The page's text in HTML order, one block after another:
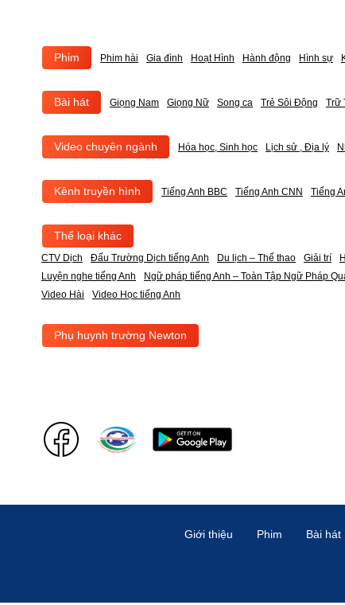
Phim Phim hài Gia đình Hoạt Hình Hành động Hình sự
Bài hát Giọng Nam Giọng Nữ Song ca Trẻ Sôi Động Trữ
Video chuyên ngành Hóa học, Sinh học Lịch sử , Địa lý
Kênh truyền hình Tiếng Anh BBC Tiếng Anh CNN Tiếng
Thể loại khác
CTV Dịch Đấu Trường Dịch tiếng Anh Du lịch – Thể thao Giải trí
Luyện nghe tiếng Anh
Ngữ pháp tiếng Anh – Toàn Tập Ngữ Pháp
Video Hài
Video Học tiếng Anh
Phụ huynh trường Newton
Giới thiệu Phim Bài hát